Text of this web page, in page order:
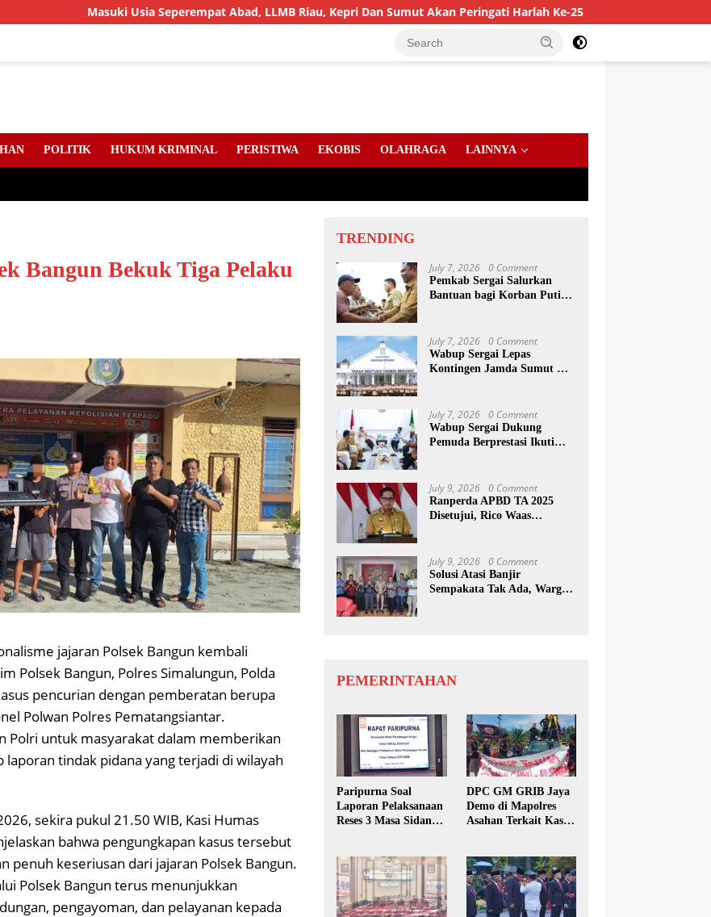
Usia Seperempat Abad, LLMB Riau, Kepri Dan Sumut Akan Peringati Harlah Ke-25 PD AIJ Sumut Amankan Aset
POLITIK HUKUM KRIMINAL PERISTIWA EKOBIS OLAHRAGA LAINNYA
Bangun Bekuk Tiga Pelaku
jajaran Polsek Bangun kembali
Polsek Bangun, Polres Simalungun, Polda
pencurian dengan pemberatan berupa
Polwan Polres Pematangsiantar.
Polri untuk masyarakat dalam memberikan
tindak pidana yang terjadi di wilayah
sekira pukul 21.50 WIB, Kasi Humas
bahwa pengungkapan kasus tersebut
penuh keseriusan dari jajaran Polsek Bangun.
Polsek Bangun terus menunjukkan
pengayoman, dan pelayanan kepada
TRENDING
July 7, 2026 0 Comment
Pemkab Sergai Salurkan
Bantuan bagi Korban Puting
July 7, 2026 0 Comment
Wabup Sergai Lepas
Kontingen Jamda Sumut XI,
July 7, 2026 0 Comment
Wabup Sergai Dukung
Pemuda Berprestasi Ikuti
July 9, 2026 0 Comment
Ranperda APBD TA 2025
Disetujui, Rico Waas
July 9, 2026 0 Comment
Solusi Atasi Banjir
Sempakata Tak Ada, Warga
PEMERINTAHAN
Paripurna Soal
Laporan Pelaksanaan
Reses 3 Masa Sidang
DPC GM GRIB Jaya
Demo di Mapolres
Asahan Terkait Kasus